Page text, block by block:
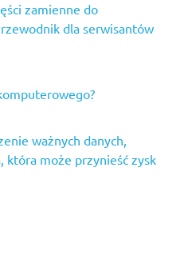
zamienne do
dla serwisantów
ważnych danych,
która może przynieść zysk